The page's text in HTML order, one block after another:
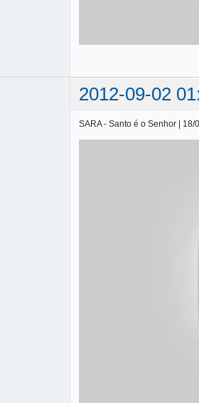
2012-09-02
SARA - Santo é o Senhor |